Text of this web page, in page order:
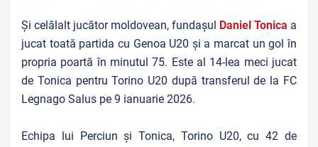
Și celălalt jucător moldovean, fundașul Daniel Tonica a
jucat toată partida cu Genoa U20 și a marcat un gol în
propria poartă în minutul 75. Este al 14-lea meci jucat
de Tonica pentru Torino U20 după transferul de la FC
Legnago Salus pe 9 ianuarie 2026.
Echipa lui Perciun și Tonica, Torino U20, cu 42 de